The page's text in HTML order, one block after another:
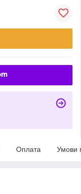
Оплата Умови